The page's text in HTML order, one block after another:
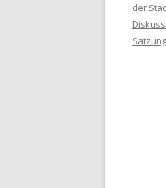
der
Satzung